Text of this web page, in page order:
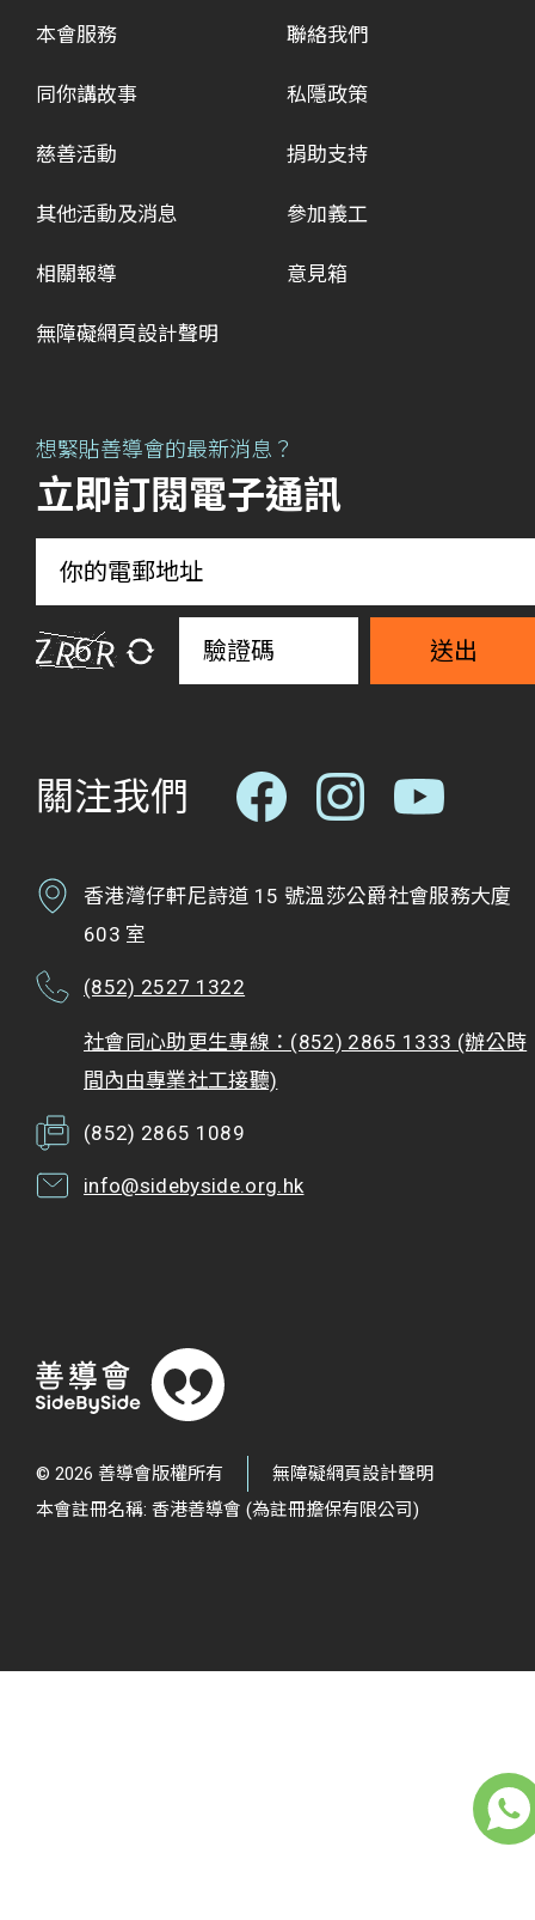
本會服務
同你講故事
慈善活動
其他活動及消息
相關報導
聯絡我們
私隱政策
捐助支持
參加義工
意見箱
無障礙網頁設計聲明
想緊貼善導會的最新消息？
立即訂閱電子通訊
送出
關注我們
香港灣仔軒尼詩道 15 號溫莎公爵社會服務大廈
603 室
(852) 2527 1322
社會同心助更生專線：(852) 2865 1333 (辦公時
間內由專業社工接聽)
(852) 2865 1089
info@sidebyside.org.hk
© 2026 善導會版權所有
無障礙網頁設計聲明
本會註冊名稱: 香港善導會 (為註冊擔保有限公司)